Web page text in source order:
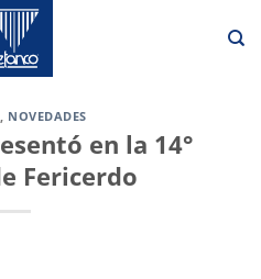
, NOVEDADES
en la 14°
Fericerdo